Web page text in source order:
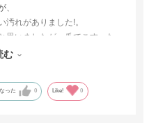
、
汚れがありました!。
思いましたが、爪でこすった
む
った 0 Like! 0